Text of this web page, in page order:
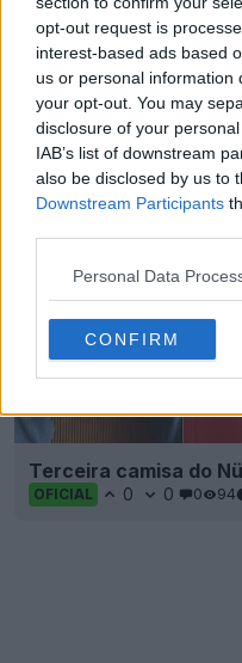
opt-out request is
interest-based ads based
us or personal information
your opt-out. You may
disclosure of your
IAB’s list of downstream
also be disclosed by us to
Downstream Participants
Personal Data
CONFIRM
Camisa «Europa»
Terceira camisa do
OFICIAL 0 0 0 94